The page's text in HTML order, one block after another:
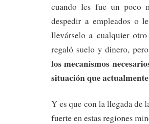
cuando les fue un poco
despedir a empleados o
llevárselo a cualquier
regaló suelo y dinero, pero
los mecanismos
situación que
Y es que con la llegada de
fuerte en estas regiones